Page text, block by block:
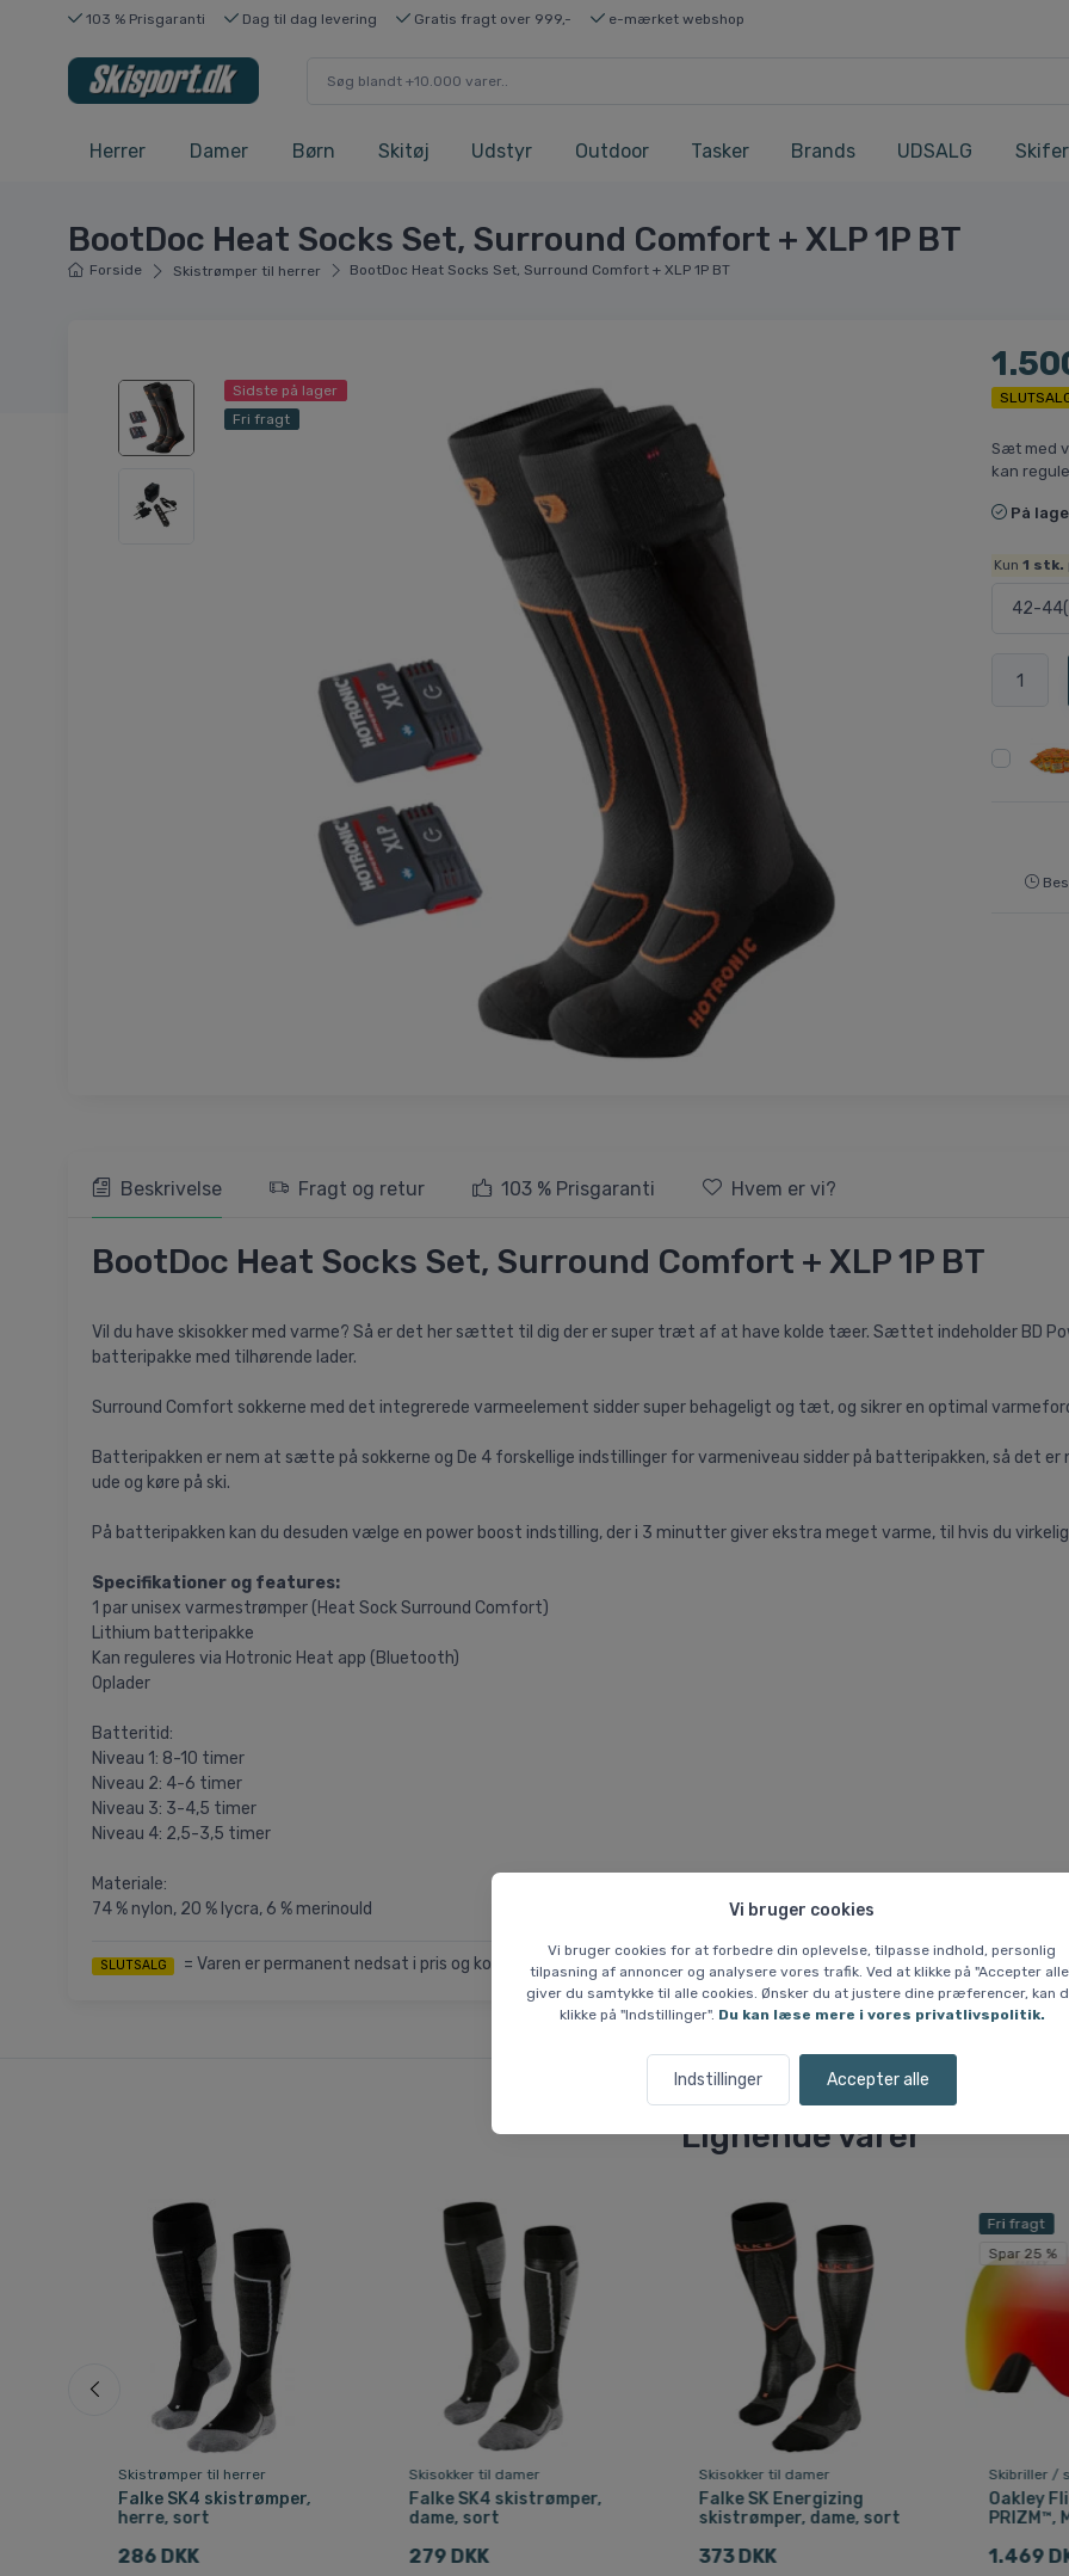
Vi bruger cookies
Vi bruger cookies for at forbedre din oplevelse, tilpasse indhold, personlig
tilpasning af annoncer og analysere vores trafik. Ved at klikke på "Accepter
giver du samtykke til alle cookies. Ønsker du at justere dine præferencer, kan
klikke på "Indstillinger". Du kan læse mere i vores privatlivspolitik.
Indstillinger Accepter alle
103 % Prisgaranti Dag til dag levering Gratis fragt over 999,- e-mærket webshop
Herrer Damer Børn Skitøj Udstyr Outdoor Tasker Brands UDSALG
BootDoc Heat Socks Set, Surround Comfort + XLP 1P BT
Forside Skistrømper til herrer BootDoc Heat Socks Set, Surround Comfort + XLP 1P BT
Sidste på lager
Fri fragt
Sæt med
kan
På
Kun1 stk.
Beskrivelse Fragt og retur 103 % Prisgaranti Hvem er vi?
BootDoc Heat Socks Set, Surround Comfort + XLP 1P BT
Vil du have skisokker med varme? Så er det her sættet til dig der er super træt af at have kolde tæer. Sættet indeholder BD
batteripakke med tilhørende lader.
Surround Comfort sokkerne med det integrerede varmeelement sidder super behageligt og tæt, og sikrer en optimal
Batteripakken er nem at sætte på sokkerne og De 4 forskellige indstillinger for varmeniveau sidder på batteripakken, så det
ude og køre på ski.
På batteripakken kan du desuden vælge en power boost indstilling, der i 3 minutter giver ekstra meget varme, til hvis du
Specifikationer og features:
1 par unisex varmestrømper (Heat Sock Surround Comfort)
Lithium batteripakke
Kan reguleres via Hotronic Heat app (Bluetooth)
Oplader
Batteritid:
Niveau 1: 8-10 timer
Niveau 2: 4-6 timer
Niveau 3: 3-4,5 timer
Niveau 4: 2,5-3,5 timer
Materiale:
74 % nylon, 20 % lycra, 6 % merinould
SLUTSALG = Varen er permanent nedsat i pris og kommer ikke tilbage, når nuværende lager er solgt. Utilgængelige størrelser
Lignende varer
Skistrømper til herrer
Falke SK4 skistrømper,
herre, sort
286 DKK
Skisokker til damer
Falke SK4 skistrømper,
dame, sort
279 DKK
Skisokker til damer
Falke SK Energizing
skistrømper, dame, sort
373 DKK
Fri fragt
Spar 25 %
Skibriller /
Oakley
PRIZM™,
1.469